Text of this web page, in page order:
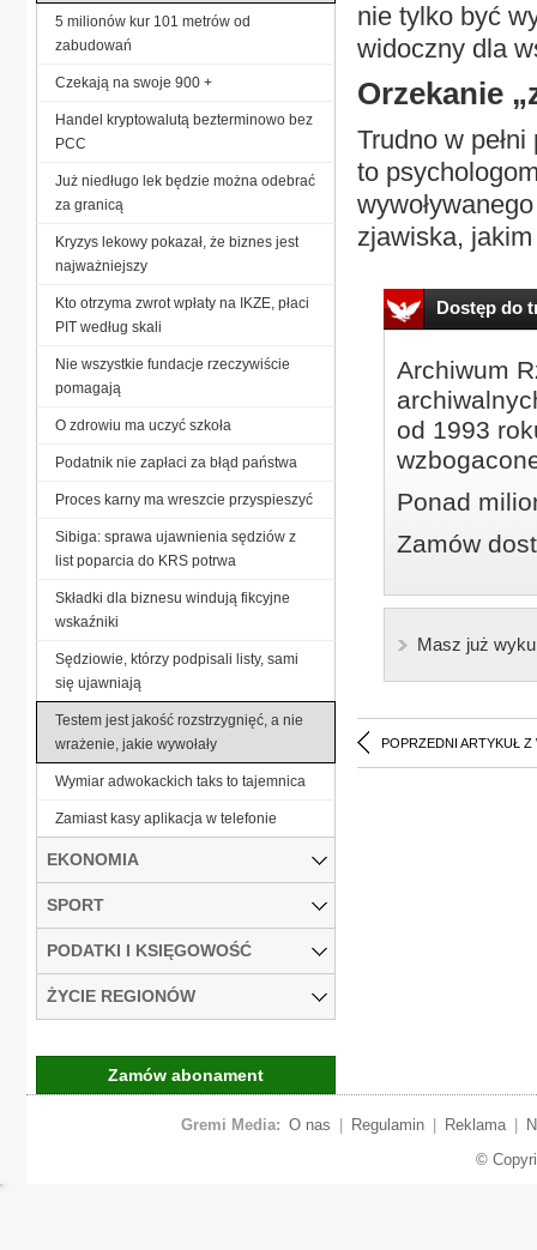
nie tylko być
widoczny dla
Orzekanie
Trudno w
to
zjawiska,
Dostęp do
Archiwum
od 1993
Ponad
Zamów
Masz już
POPRZEDNI ARTYKUŁ Z
5 milionów kur 101 metrów od
zabudowań
Czekają na swoje 900 +
Handel kryptowalutą bezterminowo bez
PCC
Już niedługo lek będzie można odebrać
za granicą
Kryzys lekowy pokazał, że biznes jest
najważniejszy
Kto otrzyma zwrot wpłaty na IKZE, płaci
PIT według skali
Nie wszystkie fundacje rzeczywiście
pomagają
O zdrowiu ma uczyć szkoła
Podatnik nie zapłaci za błąd państwa
Proces karny ma wreszcie przyspieszyć
Sibiga: sprawa ujawnienia sędziów z
list poparcia do KRS potrwa
Składki dla biznesu windują fikcyjne
wskaźniki
Sędziowie, którzy podpisali listy, sami
się ujawniają
Testem jest jakość rozstrzygnięć, a nie
wrażenie, jakie wywołały
Wymiar adwokackich taks to tajemnica
Zamiast kasy aplikacja w telefonie
EKONOMIA
SPORT
PODATKI I KSIĘGOWOŚĆ
ŻYCIE REGIONÓW
Zamów abonament
Gremi Media: O nas Regulamin Reklama
©